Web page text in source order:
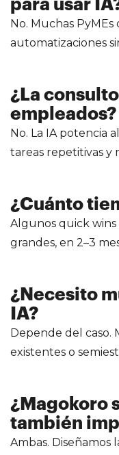
para usar
No. Muchas
automatizaciones
¿La
empleados?
No. La IA potencia
tareas repetitivas y
¿Cuánto
Algunos quick wins
grandes, en 2–3
¿Necesito
IA?
Depende del caso.
existentes o
¿Magokoro
también
Ambas. Diseñamos